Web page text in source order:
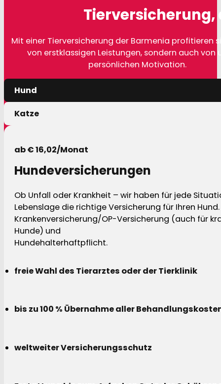
Tierversicherung,
Mit einer Tierversicherung der Barmenia profitieren
von erstklassigen Leistungen, sondern auch von
persönlichen Motivation.
Hund
Katze
ab € 16,02/Monat
Hundeversicherungen
Ob Unfall oder Krankheit – wir haben für jede
Lebenslage die richtige Versicherung für Ihren Hund.
Krankenversicherung/OP-Versicherung (auch für
Hunde) und
Hundehalterhaftpflicht.
freie Wahl des Tierarztes oder der Tierklinik
bis zu 100 % Übernahme aller
weltweiter Versicherungsschutz